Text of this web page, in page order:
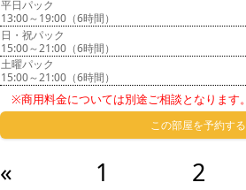
平日パック
13:00～19:00（6時間）
日・祝パック
15:00～21:00（6時間）
土曜パック
15:00～21:00（6時間）
※商用料金については別途ご相談となります。
この部屋を予約する
« 1 2